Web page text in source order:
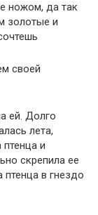
ножом, да так
золотые и
своей
ей. Долго
лета,
и
скрепила ее
в гнездо